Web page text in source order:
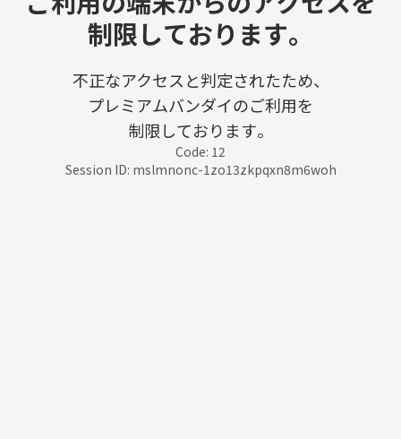
制限しております。
不正なアクセスと判定されたため、
プレミアムバンダイのご利用を
制限しております。
Code: 12
Session ID: mslmnonc-1zo13zkpqxn8m6woh